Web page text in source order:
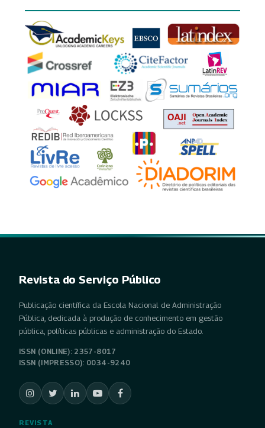
Revista do Serviço Público
Publicação científica da Escola Nacional de Administração
Pública, dedicada à produção de conhecimento em gestão
pública, políticas públicas e administração do Estado.
ISSN (ONLINE): 2357-8017
ISSN (IMPRESSO): 0034-9240
REVISTA